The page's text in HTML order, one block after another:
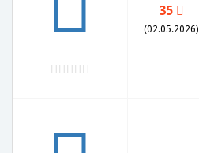
35
(02.05.2026)